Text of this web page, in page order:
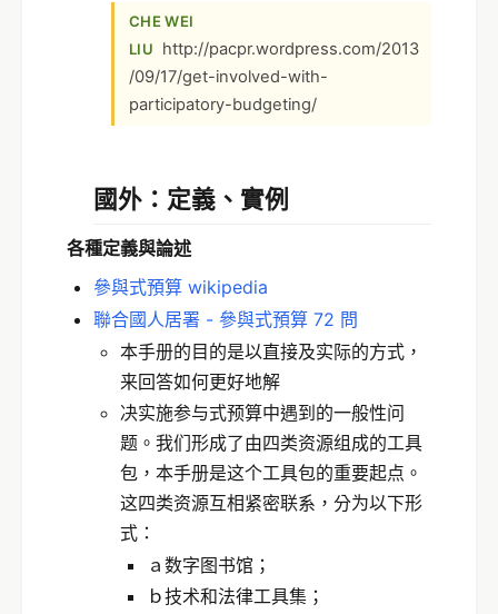
CHE WEI
LIU
http://pacpr.wordpress.com/2013
/09/17/get-involved-with-
participatory-budgeting/
國外：定義、實例
各種定義與論述
參與式預算 wikipedia
聯合國人居署 - 參與式預算 72 問
本手册的目的是以直接及实际的方式，
来回答如何更好地解
决实施参与式预算中遇到的一般性问
题。我们形成了由四类资源组成的工具
包，本手册是这个工具包的重要起点。
这四类资源互相紧密联系，分为以下形
式：
ａ数字图书馆；
ｂ技术和法律工具集；